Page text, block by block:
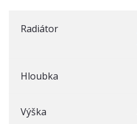
Radiátor
Hloubka
Výška